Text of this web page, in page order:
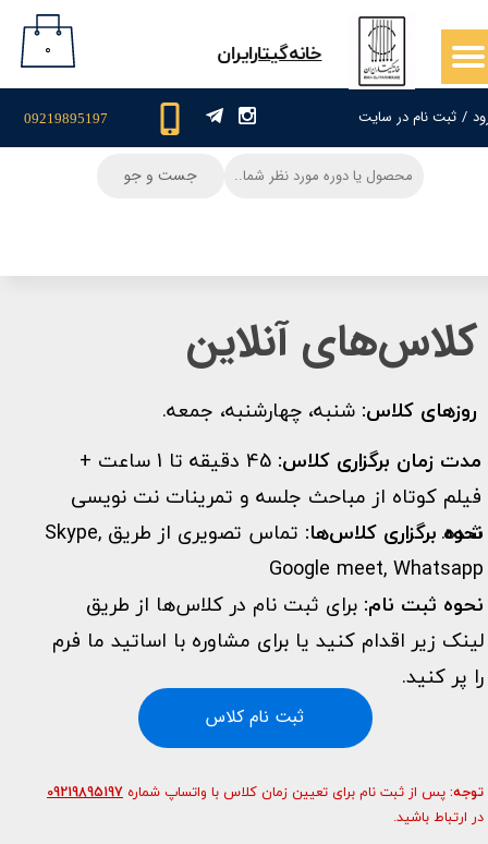
/ ثبت نام در سایت
حساب کاربری من
سفارشات
09219895197
​خانه‌گیتار‌ایران ۰
جست و جو
کلاس‌های آنلاین
روز‌های کلاس‌: شنبه، چهارشنبه، جمعه.
​مدت زمان برگزاری کلاس‌:
45 دقیقه تا 1 ساعت +
فیلم کوتاه از مباحث جلسه و تمرینات نت نویسی
شده.
​نحوه برگزاری کلاس‌ها:
تماس تصویری از طریق Skype,
Google meet, Whatsapp
نحوه ثبت نام: برای ثبت نام در کلاس‌ها از طریق
لینک زیر اقدام کنید یا برای مشاوره با اساتید ما فرم
را پر کنید.
توجه:پس از ثبت نام برای تعیین زمان کلاس با واتساپ شماره 09219895197
​​​​​​​در ارتباط باشید.
ثبت نام کلاس